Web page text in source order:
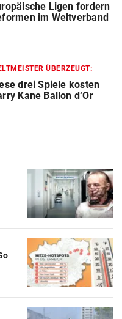
Ligen fordern
im Weltverband
ÜBERZEUGT:
drei Spiele kosten
Kane Ballon d‘Or